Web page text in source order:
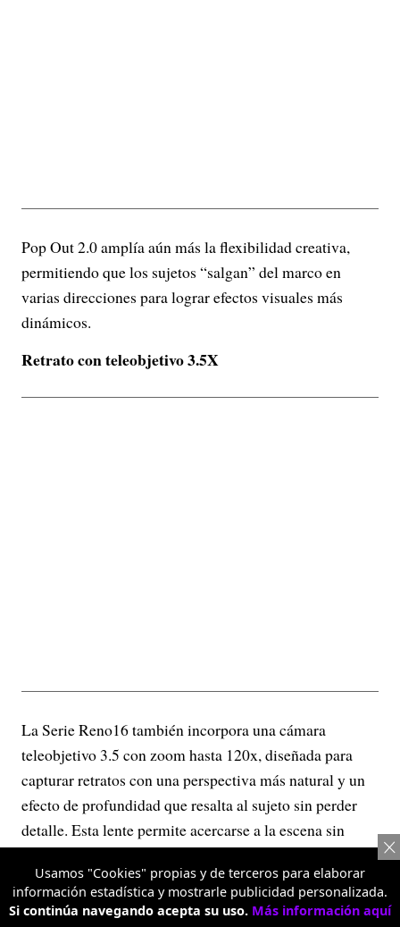
Pop Out 2.0 amplía aún más la flexibilidad creativa,
permitiendo que los sujetos “salgan” del marco en
varias direcciones para lograr efectos visuales más
dinámicos.
Retrato con teleobjetivo 3.5X
La Serie Reno16 también incorpora una cámara
teleobjetivo 3.5 con zoom hasta 120x, diseñada para
capturar retratos con una perspectiva más natural y un
efecto de profundidad que resalta al sujeto sin perder
detalle. Esta lente permite acercarse a la escena sin
sacrificar calidad, ofreciendo imágenes más nítidas y
versátiles tanto en retratos como en fotografías de
objetos o escenarios distantes.
Usamos "Cookies" propias y de terceros para elaborar
información estadística y mostrarle publicidad personalizada.
Si continúa navegando acepta su uso. Más información aquí